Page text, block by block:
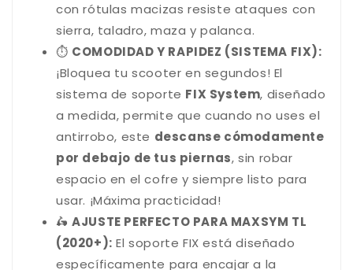
con rótulas macizas resiste ataques con
sierra, taladro, maza y palanca.
⏱️ COMODIDAD Y RAPIDEZ (SISTEMA FIX):
¡Bloquea tu scooter en segundos! El
sistema de soporte FIX System, diseñado
a medida, permite que cuando no uses el
antirrobo, este descanse cómodamente
por debajo de tus piernas, sin robar
espacio en el cofre y siempre listo para
usar. ¡Máxima practicidad!
🛵AJUSTE PERFECTO PARA MAXSYM TL
(2020+): El soporte FIX está diseñado
específicamente para encajar a la